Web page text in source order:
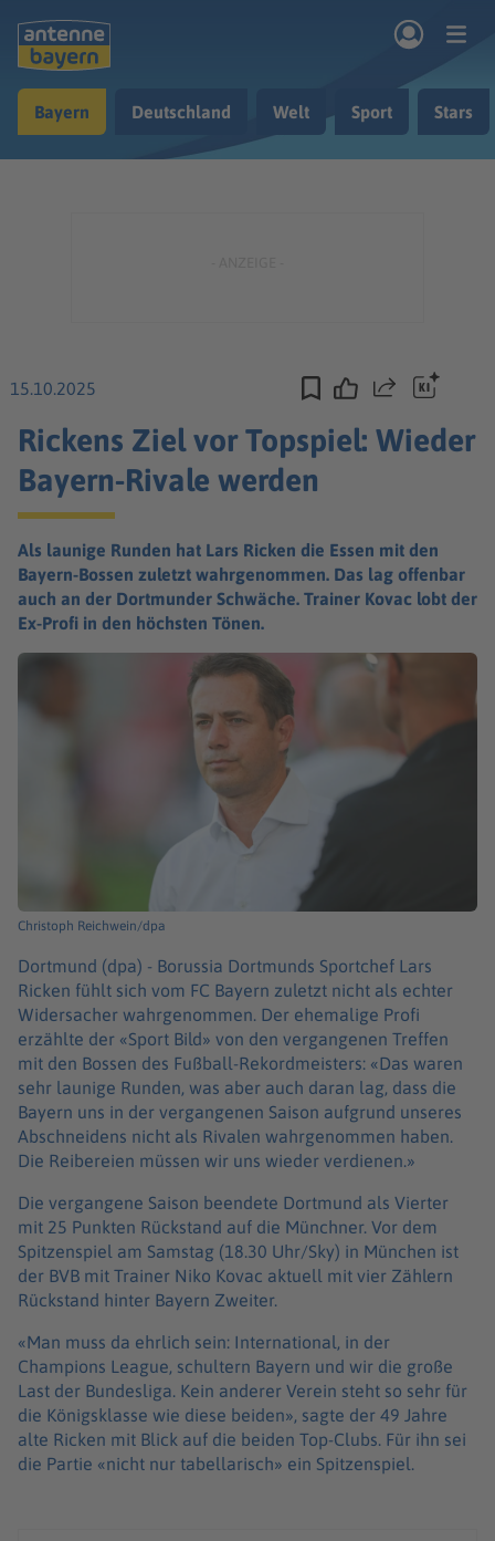
Musik & Radio
Bayern Deutschland Welt Sport Stars
15.10.2025 Teilen
Rickens Ziel vor Topspiel: Wieder
Bayern-Rivale werden
Als launige Runden hat Lars Ricken die Essen mit den
Bayern-Bossen zuletzt wahrgenommen. Das lag offenbar
auch an der Dortmunder Schwäche. Trainer Kovac lobt der
Ex-Profi in den höchsten Tönen.
Christoph Reichwein/dpa
Dortmund (dpa) - Borussia Dortmunds Sportchef Lars
Ricken fühlt sich vom FC Bayern zuletzt nicht als echter
Widersacher wahrgenommen. Der ehemalige Profi
erzählte der «Sport Bild» von den vergangenen Treffen
mit den Bossen des Fußball-Rekordmeisters: «Das waren
sehr launige Runden, was aber auch daran lag, dass die
Bayern uns in der vergangenen Saison aufgrund unseres
Abschneidens nicht als Rivalen wahrgenommen haben.
Die Reibereien müssen wir uns wieder verdienen.»
Die vergangene Saison beendete Dortmund als Vierter
mit 25 Punkten Rückstand auf die Münchner. Vor dem
Spitzenspiel am Samstag (18.30 Uhr/Sky) in München ist
der BVB mit Trainer Niko Kovac aktuell mit vier Zählern
Rückstand hinter Bayern Zweiter.
«Man muss da ehrlich sein: International, in der
Champions League, schultern Bayern und wir die große
Last der Bundesliga. Kein anderer Verein steht so sehr für
die Königsklasse wie diese beiden», sagte der 49 Jahre
alte Ricken mit Blick auf die beiden Top-Clubs. Für ihn sei
die Partie «nicht nur tabellarisch» ein Spitzenspiel.